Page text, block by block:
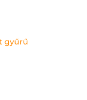
gyűrű